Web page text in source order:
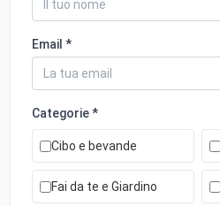
Email *
Categorie *
Cibo e bevande
Fai da te e Giardino